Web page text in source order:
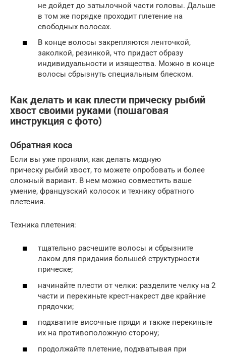
не дойдет до затылочной части головы. Дальше
в том же порядке проходит плетение на
свободных волосах.
В конце волосы закрепляются ленточкой,
заколкой, резинкой, что придаст образу
индивидуальности и изящества. Можно в конце
волосы сбрызнуть специальным блеском.
Как делать и как плести прическу рыбий
хвост своими руками (пошаговая
инструкция с фото)
Обратная коса
Если вы уже проняли, как делать модную
прическу рыбий хвост, то можете опробовать и более
сложный вариант. В нем можно совместить ваше
умение, французский колосок и технику обратного
плетения.
Техника плетения:
тщательно расчешите волосы и сбрызните
лаком для придания большей структурности
прическе;
начинайте плести от челки: разделите челку на 2
части и перекиньте крест-накрест две крайние
прядочки;
подхватите височные пряди и также перекиньте
их на противоположную сторону;
продолжайте плетение, подхватывая при